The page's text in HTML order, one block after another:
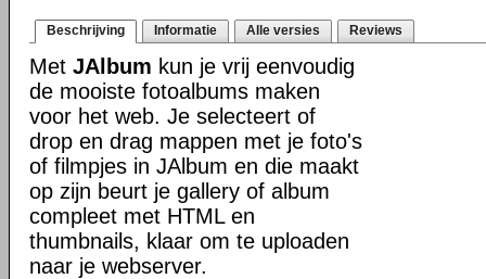
Beschrijving Informatie Alle versies Reviews
Met JAlbum kun je vrij eenvoudig
de mooiste fotoalbums maken
voor het web. Je selecteert of
drop en drag mappen met je foto's
of filmpjes in JAlbum en die maakt
op zijn beurt je gallery of album
compleet met HTML en
thumbnails, klaar om te uploaden
naar je webserver.